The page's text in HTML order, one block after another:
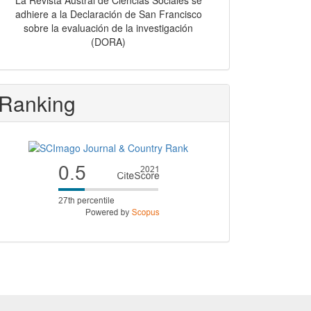
adhiere a la Declaración de San Francisco
sobre la evaluación de la investigación
(DORA)